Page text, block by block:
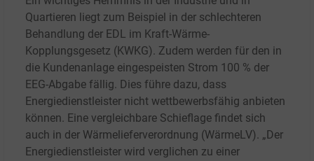
Quartieren liegt zum Beispiel in der schlechteren
Behandlung der EDL im Kraft-Wärme-
Kopplungsgesetz (KWKG). Zudem werden für den in
die Kundenanlage eingespeisten Strom 100 % der
EEG-Abgabe fällig. Dies führe dazu, dass
Energiedienstleister nicht wettbewerbsfähig anbieten
können. Eine vergleichbare Schieflage findet sich
auch in der Wärmelieferverordnung (WärmeLV). „Der
Energiedienstleister wird verglichen zu einer